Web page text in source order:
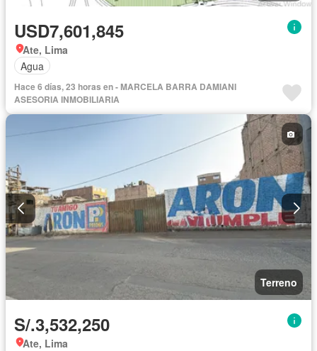
USD7,601,845
Ate, Lima
Agua
Hace 6 días, 23 horas en - MARCELA BARRA DAMIANI
ASESORIA INMOBILIARIA
Terreno
S/.3,532,250
Ate, Lima